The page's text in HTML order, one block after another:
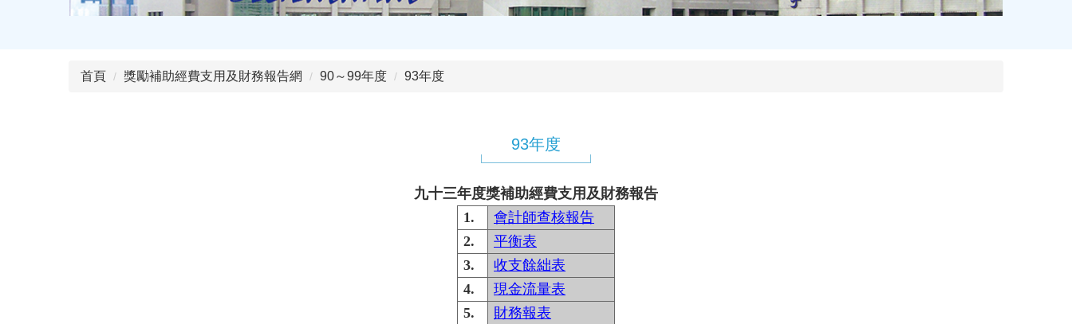
首頁 獎勵補助經費支用及財務報告網 90～99年度 93年度
93年度
九十三年度獎補助經費支用及財務報告
1.
會計師查核報告
2.
平衡表
3.
收支餘絀表
4.
現金流量表
5.
財務報表